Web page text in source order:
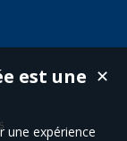
✕
est une
une expérience